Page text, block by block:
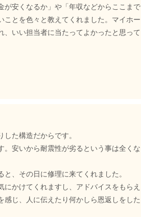
が安くなるか」や「年収などからここまで
とを色々と教えてくれました。マイホー
いい担当者に当たってよかったと思って
た構造だからです。
安いから耐震性が劣るという事は全くな
、その日に修理に来てくれました。
かけてくれますし、アドバイスをもらえ
感じ、人に伝えたり何かしら恩返しをした